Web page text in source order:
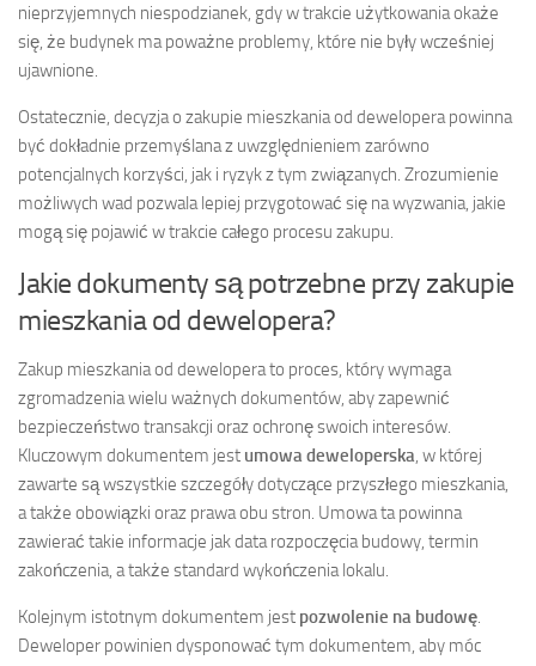
nieprzyjemnych niespodzianek, gdy w trakcie użytkowania okaże
się, że budynek ma poważne problemy, które nie były wcześniej
ujawnione.
Ostatecznie, decyzja o zakupie mieszkania od dewelopera powinna
być dokładnie przemyślana z uwzględnieniem zarówno
potencjalnych korzyści, jak i ryzyk z tym związanych. Zrozumienie
możliwych wad pozwala lepiej przygotować się na wyzwania, jakie
mogą się pojawić w trakcie całego procesu zakupu.
Jakie dokumenty są potrzebne przy zakupie
mieszkania od dewelopera?
Zakup mieszkania od dewelopera to proces, który wymaga
zgromadzenia wielu ważnych dokumentów, aby zapewnić
bezpieczeństwo transakcji oraz ochronę swoich interesów.
Kluczowym dokumentem jest umowa deweloperska, w której
zawarte są wszystkie szczegóły dotyczące przyszłego mieszkania,
a także obowiązki oraz prawa obu stron. Umowa ta powinna
zawierać takie informacje jak data rozpoczęcia budowy, termin
zakończenia, a także standard wykończenia lokalu.
Kolejnym istotnym dokumentem jest pozwolenie na budowę.
Deweloper powinien dysponować tym dokumentem, aby móc